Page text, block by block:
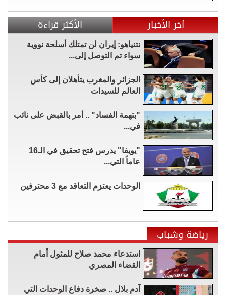
آخر الأخبار الأكثر قراءة
نتنياهو: إيران لن تمتلك أسلحة نووية
سواء تم التوصل إلى...
الجزائر والمغرب يتأهلان إلى كأس
العالم للسيدات
"بتهمة الفساد" .. أمر بالقبض على نائب
في...
"يويفا" يدرس فتح تحقيق في الـ16
عاماً التي...
الوحدات يعتزم التعاقد مع 3 محترفين
رياضة وشباب
استدعاء محمد صلاح للمثول أمام
القضاء المصري
آدم بلال .. صخرة دفاع الوحدات التي